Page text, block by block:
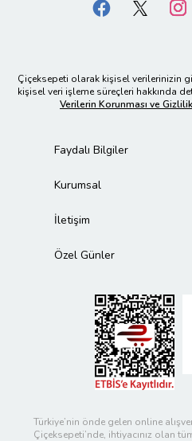
Çiçeksepeti olarak kişisel verilerinizin
kişisel veri işleme süreçleri hakkında
Verilerin Korunması ve
Faydalı Bilgiler
Kurumsal
İletişim
Özel Günler
Türkiye’nin önde gelen online
Çiçeksepeti’nde, ihtiyacınız olan